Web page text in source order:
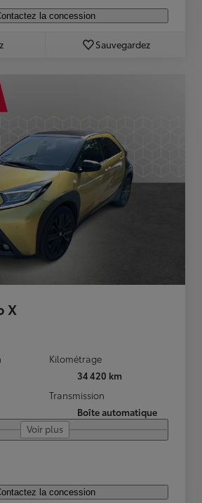
la concession
Sauvegardez
X
Kilométrage
34 420 km
Transmission
Boîte automatique
Voir plus
la concession